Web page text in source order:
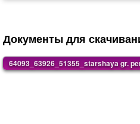
Документы для
64093_63926_51355_starshaya gr.